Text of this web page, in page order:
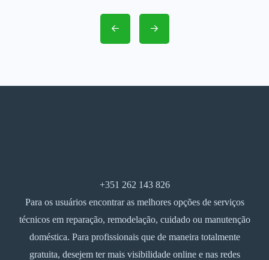
+351 262 143 826
Para os usuários encontrar as melhores opções de serviços
técnicos em reparação, remodelação, cuidado ou manutenção
doméstica. Para profissionais que de maneira totalmente
gratuita, desejem ter mais visibilidade online e nas redes